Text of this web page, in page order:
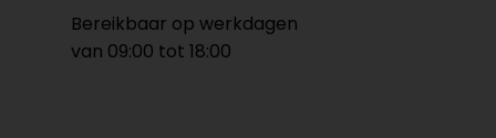
Bereikbaar op werkdagen
van 09:00 tot 18:00